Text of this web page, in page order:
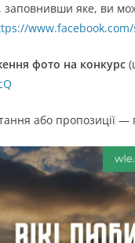
, заповнивши яке, ви
фото на конкурс
або пропозиції